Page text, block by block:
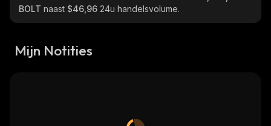
BOLT naast $46,96 24u handelsvolume.
Mijn Notities